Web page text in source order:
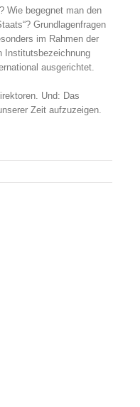
Wie begegnet man den
Grundlagenfragen
im Rahmen der
Institutsbezeichnung
ausgerichtet.
Und: Das
Zeit aufzuzeigen.